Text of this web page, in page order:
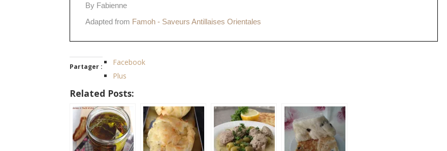
By Fabienne
Adapted from Famoh - Saveurs Antillaises Orientales
Partager :
Facebook
Plus
Related Posts: